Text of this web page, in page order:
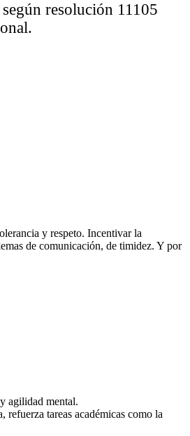
resolución 11105
y respeto. Incentivar la
de comunicación, de timidez. Y por
agilidad mental.
tareas académicas como la